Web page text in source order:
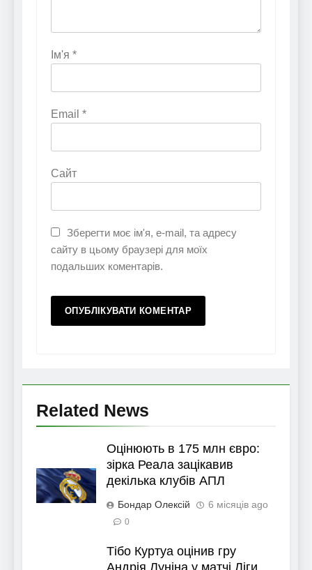
Ім'я *
Email *
Сайт
Зберегти моє ім'я, e-mail, та адресу
сайту в цьому браузері для моїх
подальших коментарів.
Related News
Оцінюють в 175 млн євро:
зірка Реала зацікавив
декілька клубів АПЛ
Бондар Олексій 6 місяців ago
0
Тібо Куртуа оцінив гру